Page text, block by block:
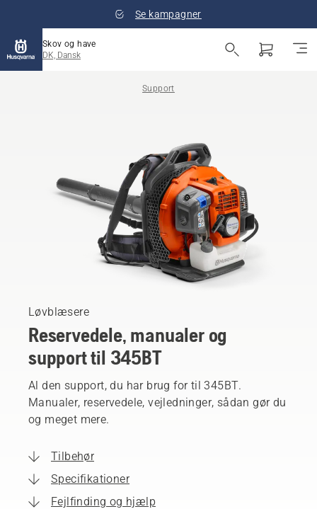
Se kampagner
Skov og have
DK, Dansk
Support
Løvblæsere
Reservedele, manualer og
support til 345BT
Al den support, du har brug for til 345BT.
Manualer, reservedele, vejledninger, sådan gør du
og meget mere.
Tilbehør
Specifikationer
Fejlfinding og hjælp